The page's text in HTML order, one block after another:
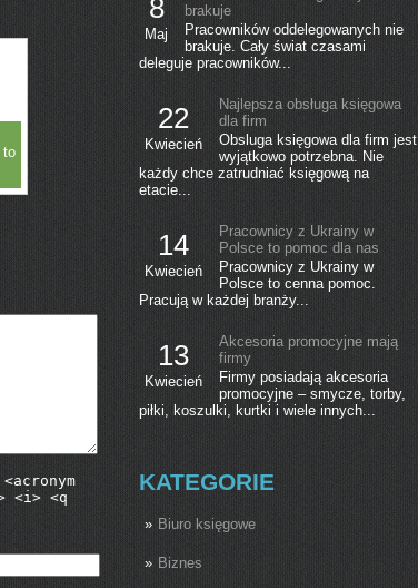
8
Maj
brakuje
Pracowników oddelegowanych nie
brakuje. Cały świat czasami
deleguje pracowników...
22
Kwiecień
Najlepsza obsługa księgowa
dla firm
Obsluga księgowa dla firm jest
wyjątkowo potrzebna. Nie
każdy chce zatrudniać księgową na
etacie...
14
Kwiecień
Pracownicy z Ukrainy w
Polsce to pomoc dla nas
Pracownicy z Ukrainy w
Polsce to cenna pomoc.
Pracują w każdej branży...
13
Kwiecień
Akcesoria promocyjne mają
firmy
Firmy posiadają akcesoria
promocyjne – smycze, torby,
piłki, koszulki, kurtki i wiele innych...
KATEGORIE
Biuro księgowe
Biznes
to
<i> <q